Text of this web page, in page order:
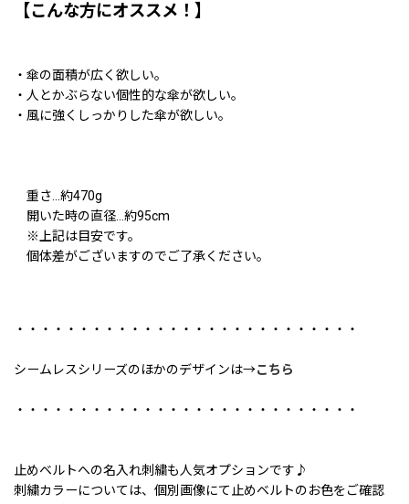
【こんな方にオススメ！】
・傘の面積が広く欲しい。
・人とかぶらない個性的な傘が欲しい。
・風に強くしっかりした傘が欲しい。
重さ…約470g
開いた時の直径…約95cm
※上記は目安です。
個体差がございますのでご了承ください。
・・・・・・・・・・・・・・・・・・・・・・・・・・・
シームレスシリーズのほかのデザインは→こちら
・・・・・・・・・・・・・・・・・・・・・・・・・・・
止めベルトへの名入れ刺繍も人気オプションです♪
刺繍カラーについては、個別画像にて止めベルトのお色をご確認